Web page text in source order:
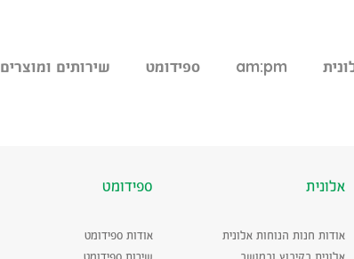
am:pm ספידומט שירותים ומוצרים
אלונית
אודות חנות הנוחות אלונית
ספידומט
אודות ספידומט